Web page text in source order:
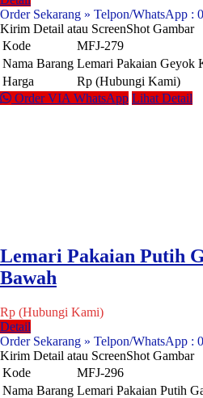
Order Sekarang » Telpon/WhatsApp :
Kirim Detail atau ScreenShot Gambar
Kode
MFJ-279
Nama Barang Lemari Pakaian Geyok
Harga
Rp (Hubungi Kami)
Order VIA WhatsApp Lihat Detail
Lemari Pakaian Putih
Bawah
Rp (Hubungi Kami)
Detail
Order Sekarang » Telpon/WhatsApp :
Kirim Detail atau ScreenShot Gambar
Kode
MFJ-296
Nama Barang Lemari Pakaian Putih